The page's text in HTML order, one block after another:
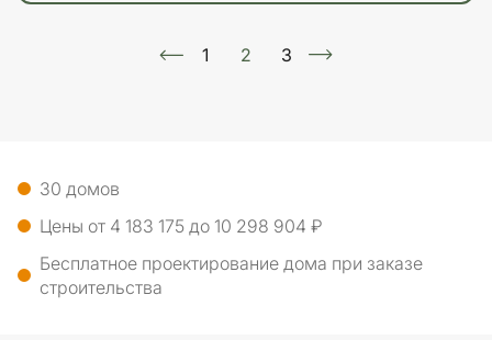
1 2 3
30 домов
Цены от 4 183 175 до 10 298 904 ₽
Бесплатное проектирование дома при заказе
строительства